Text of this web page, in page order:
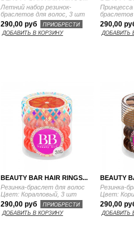
Летний набор резинок-
браслетов для волос, 3 шт
290,00 руб
ПРИОБРЕСТИ
ДОБАВИТЬ В КОРЗИНУ
Принцесса
290,00
ДОБАВИТЬ
BEAUTY BAR HAIR RINGS...
Резинка-браслет для волос
Цвет: Коралловый, 3 шт
290,00 руб
ПРИОБРЕСТИ
ДОБАВИТЬ В КОРЗИНУ
BEAUTY
Резинка-
Цвет:
290,00
ДОБАВИТЬ